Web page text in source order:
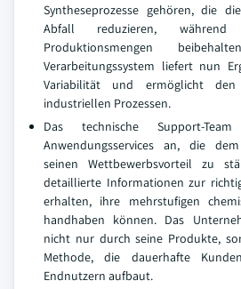
Syntheseprozesse gehören, die
Abfall reduzieren, während
Produktionsmengen
Verarbeitungssystem liefert nun
Variabilität und ermöglicht
industriellen Prozessen.
Das technische Support-
Anwendungsservices an, die
seinen Wettbewerbsvorteil zu
detaillierte Informationen zur
erhalten, ihre mehrstufigen
handhaben können. Das
nicht nur durch seine Produkte,
Methode, die dauerhafte
Endnutzern aufbaut.